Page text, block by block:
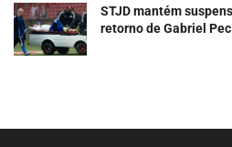
STJD mantém
retorno de Gabriel